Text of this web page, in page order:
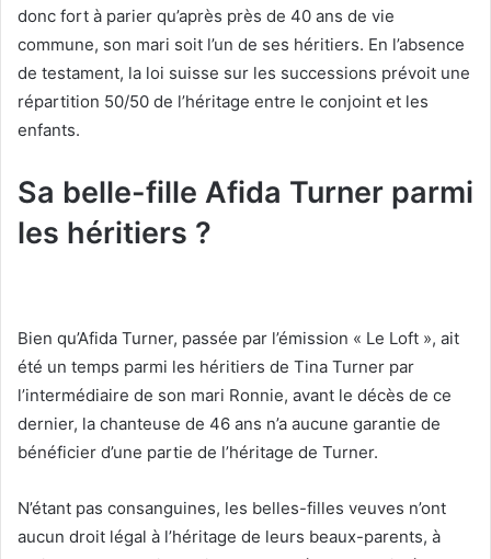
donc fort à parier qu’après près de 40 ans de vie
commune, son mari soit l’un de ses héritiers. En l’absence
de testament, la loi suisse sur les successions prévoit une
répartition 50/50 de l’héritage entre le conjoint et les
enfants.
Sa belle-fille Afida Turner parmi
les héritiers ?
Bien qu’Afida Turner, passée par l’émission « Le Loft », ait
été un temps parmi les héritiers de Tina Turner par
l’intermédiaire de son mari Ronnie, avant le décès de ce
dernier, la chanteuse de 46 ans n’a aucune garantie de
bénéficier d’une partie de l’héritage de Turner.
N’étant pas consanguines, les belles-filles veuves n’ont
aucun droit légal à l’héritage de leurs beaux-parents, à